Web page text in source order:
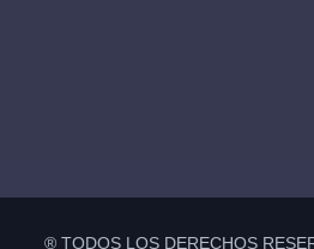
® TODOS LOS DERECHOS